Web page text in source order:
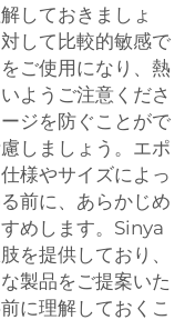
しておきましょ
して比較的敏感で
ご使用になり、熱
ようご注意くださ
ジを防ぐことがで
しましょう。エポ
様やサイズによっ
前に、あらかじめ
めします。Sinya
を提供しており、
製品をご提案いた
に理解しておくこ